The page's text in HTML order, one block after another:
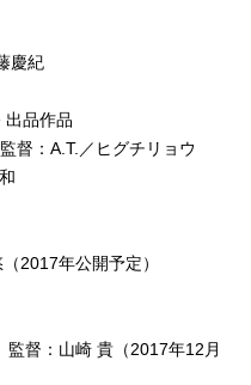
慶紀
品作品
督：A.T.／ヒグチリョウ
2017年公開予定）
監督：山崎 貴（2017年12月